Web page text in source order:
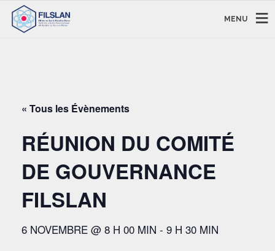
MENU
« Tous les Évènements
RÉUNION DU COMITÉ
DE GOUVERNANCE
FILSLAN
6 NOVEMBRE @ 8 H 00 MIN - 9 H 30 MIN